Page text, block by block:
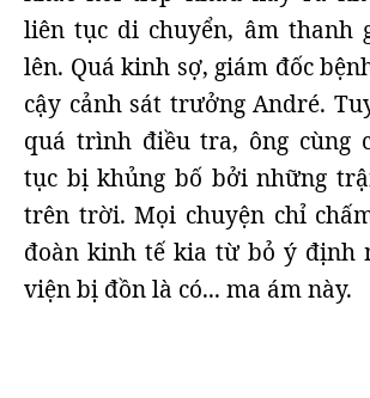
liên tục di chuyển, âm thanh
lên. Quá kinh sợ, giám đốc
cậy cảnh sát trưởng André.
quá trình điều tra, ông cùng
tục bị khủng bố bởi những
trên trời. Mọi chuyện chỉ
đoàn kinh tế kia từ bỏ ý định
viện bị đồn là có... ma ám này.